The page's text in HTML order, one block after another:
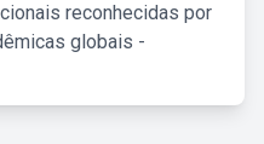
reconhecidas por
globais -